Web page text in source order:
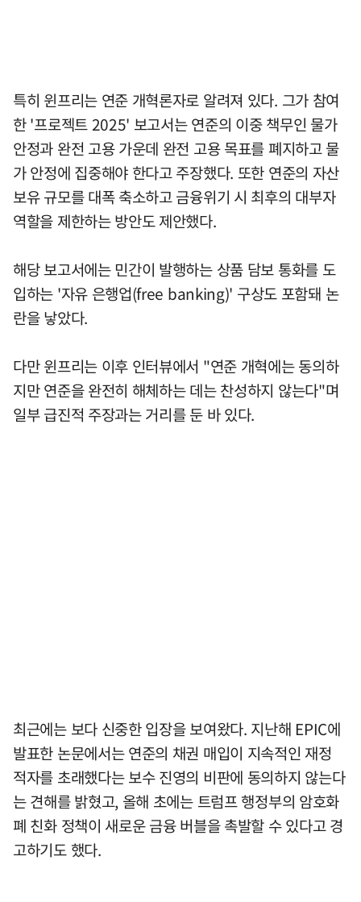
특히 윈프리는 연준 개혁론자로 알려져 있다. 그가 참여
한 '프로젝트 2025' 보고서는 연준의 이중 책무인 물가
안정과 완전 고용 가운데 완전 고용 목표를 폐지하고 물
가 안정에 집중해야 한다고 주장했다. 또한 연준의 자산
보유 규모를 대폭 축소하고 금융위기 시 최후의 대부자
역할을 제한하는 방안도 제안했다.
해당 보고서에는 민간이 발행하는 상품 담보 통화를 도
입하는 '자유 은행업(free banking)' 구상도 포함돼 논
란을 낳았다.
다만 윈프리는 이후 인터뷰에서 "연준 개혁에는 동의하
지만 연준을 완전히 해체하는 데는 찬성하지 않는다"며
일부 급진적 주장과는 거리를 둔 바 있다.
최근에는 보다 신중한 입장을 보여왔다. 지난해 EPIC에
발표한 논문에서는 연준의 채권 매입이 지속적인 재정
적자를 초래했다는 보수 진영의 비판에 동의하지 않는다
는 견해를 밝혔고, 올해 초에는 트럼프 행정부의 암호화
폐 친화 정책이 새로운 금융 버블을 촉발할 수 있다고 경
고하기도 했다.